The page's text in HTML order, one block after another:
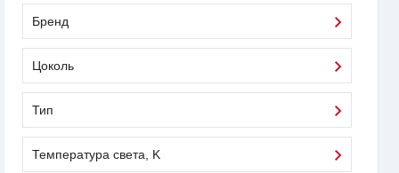
Бренд
Цоколь
Тип
Температура света, K